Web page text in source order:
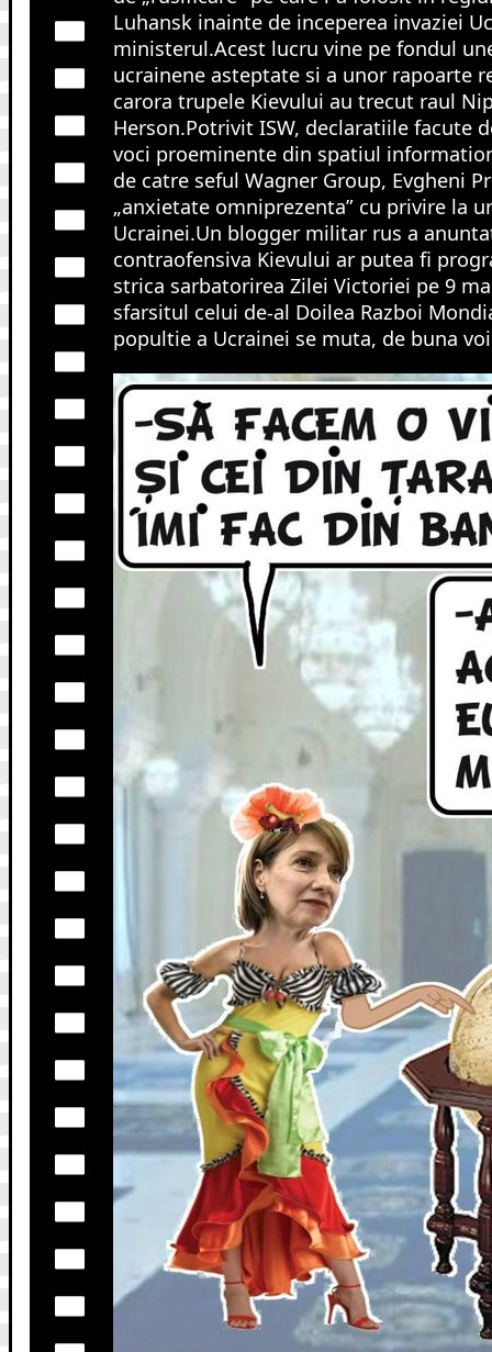
Luhansk inainte de inceperea invaziei
ministerul.Acest lucru vine pe fondul
ucrainene asteptate si a unor rapoarte
carora trupele Kievului au trecut raul
Herson.Potrivit ISW, declaratiile facute
voci proeminente din spatiul
de catre seful Wagner Group, Evgheni
„anxietate omniprezenta” cu privire la
Ucrainei.Un blogger militar rus a
contraofensiva Kievului ar putea fi
strica sarbatorirea Zilei Victoriei pe 9
sfarsitul celui de-al Doilea Razboi
popultie a Ucrainei se muta, de buna